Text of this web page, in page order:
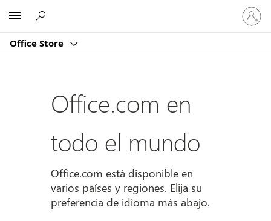
Office Store
Iniciar
sesión
en
cuenta
Office.com en
todo el mundo
Office.com está disponible en
varios países y regiones. Elija su
preferencia de idioma más abajo.